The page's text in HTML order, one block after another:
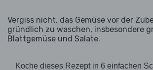
Vergiss nicht, das Gemüse vor der
gründlich zu waschen, insbesondere
Blattgemüse und Salate.
Koche dieses Rezept in 6 einfachen